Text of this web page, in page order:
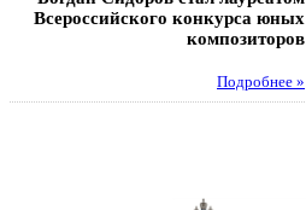
Всероссийского конкурса юных
композиторов
Подробнее »